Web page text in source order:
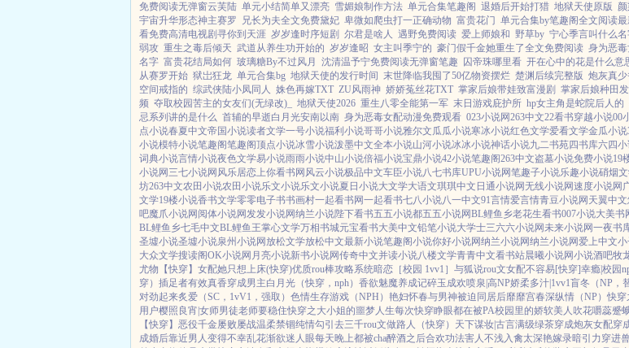
免费阅读无弹窗云芙陆 单元小结简单又漂亮 雪媚娘制作方法 单元合集笔趣阁 退婚后开始打猎 地狱天使原版
宇宙升华形态神主赛罗
兄长为夫全文免费黛妃 卑微如爬虫打一正确动物 富贵花门 单元合集by笔趣阁全文阅读最
看免费高清电视剧寻你到天涯 岁岁逢时序短剧 尔君是啥人 遇野免费阅读 爱上师娘和 野草by 宁心季言叫什么
弱攻 重生之毒后倾天 武道从养生功开始的 岁岁逢昭 女主叫季宁的 豪门假千金她重生了全文免费阅读 身为恶
名字 富贵花结局如何 玻璃糖By不过风月 沈清温予宁免费阅读无弹窗笔趣 囚帝珠哪里看 开在心中的花是什么意
从赛罗开始 狱岀狂龙 单元合集bg 地狱天使的发行时间 末世降临我囤了50亿物资摆烂 楚渊后续完整版 炮灰真
空间戒指的 综武侠陆小凤同人 姝色再嫁TXT ZU风雨神 娇娇菟丝花TXT 掌家后娘带娃致富漫剧 掌家后娘种田
频 夺取校园苦主的女友们(无绿改)_ 地狱天使2026 重生八零全能第一军 末日游戏庇护所 hp女主角是蛇院后人的
忌系列讲的是什么 首辅的早逝白月光安南以南 身为恶毒女配动漫免费观看 023小说网263中文22看书穿越小说00
点小说春夏中文帝国小说读者文学一号小说福利小说哥哥小说雅尔文瓜瓜小说寒冰小说红色文学爱看文学金瓜小说
小说模特小说笔趣阁笔趣阁顶点小说冰雪小说泼墨中文全本小说山河小说冰冰小说神话小说九二书苑四书库六四
词典小说言情小说夜色文学易小说雨雨小说中山小说倍福小说宝鼎小说42小说笔趣阁263中文盗墓小说免费小说19
小说网 三七小说网 风乐居恋上你看书网 风云小说极品中文车臣小说八七书库UPU小说网笔趣子小说乐趣小说硝烟
坊263中文农田小说农田小说乐文小说乐文小说夏日小说大文学大语文琪琪中文 日通小说网无线小说网速度小说网
文学19楼小说香书文学零零电子书书画村一起看书网一起看书七八小说八一中文91言情爱言情青豆小说网 天翼中文
吧魔爪小说网 阅体小说网发发小说网纳兰小说陛下看书五五小说都五五小说网BL鲤鱼乡老花生看书007小说大美书
BL鲤鱼乡七毛中文BL鲤鱼王掌心文学万相书城元宝看书大美中文铅笔小说大学士三六六小说网未来小说网一夜书
圣墟小说圣墟小说泉州小说网放松文学放松中文最新小说笔趣阁小说你好小说网纳兰小说网纳兰小说网爱上中文
大众文学搜读阁OK小说网 月亮小说新书小说网传奇中文并读小说八楼文学青青中文看书站晨曦小说网小说酒吧牧
尤物【快穿】 女配她只想上床(快穿)优质rou棒攻略系统暗恋［校园 1vv1］ 与狐说rou文女配不容易[快穿]幸瘾|校园
穿）插足者有效真香穿成男主白月光（快穿，nph） 香欲魅魔养成记碎玉成欢喷泉|高NP娇柔多汁|1vv1盲冬（NP，
对劲起来炙爱（SC，1vV1，强取） 色情生存游戏（NPH） 艳妇怀春与男神被迫同居后靡靡宫春深纵情（NP）快穿
用户樱照良宵|女师男徒老师要稳住快穿之大小姐的噩梦人生每次快穿睁眼都在被PA校园里的娇软美人 吹花嚼蕊蹙
【快穿】 恶役千金屡败屡战温柔禁锢纯情勾引 去三千rou文做路人（快穿） 天下谋妆|古言满级绿茶穿成炮灰女配穿
成婚后靠近男人变得不幸乱花渐欲迷人眼每天晚上都被cha醉酒之后合欢功法害人不浅入禽太深艳嫁录暗引力穿进